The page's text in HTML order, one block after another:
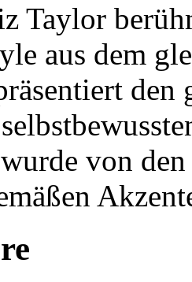
Taylor
aus dem
von